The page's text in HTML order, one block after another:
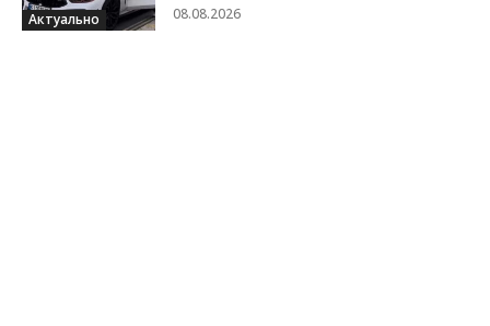
Актуально 08.08.2026